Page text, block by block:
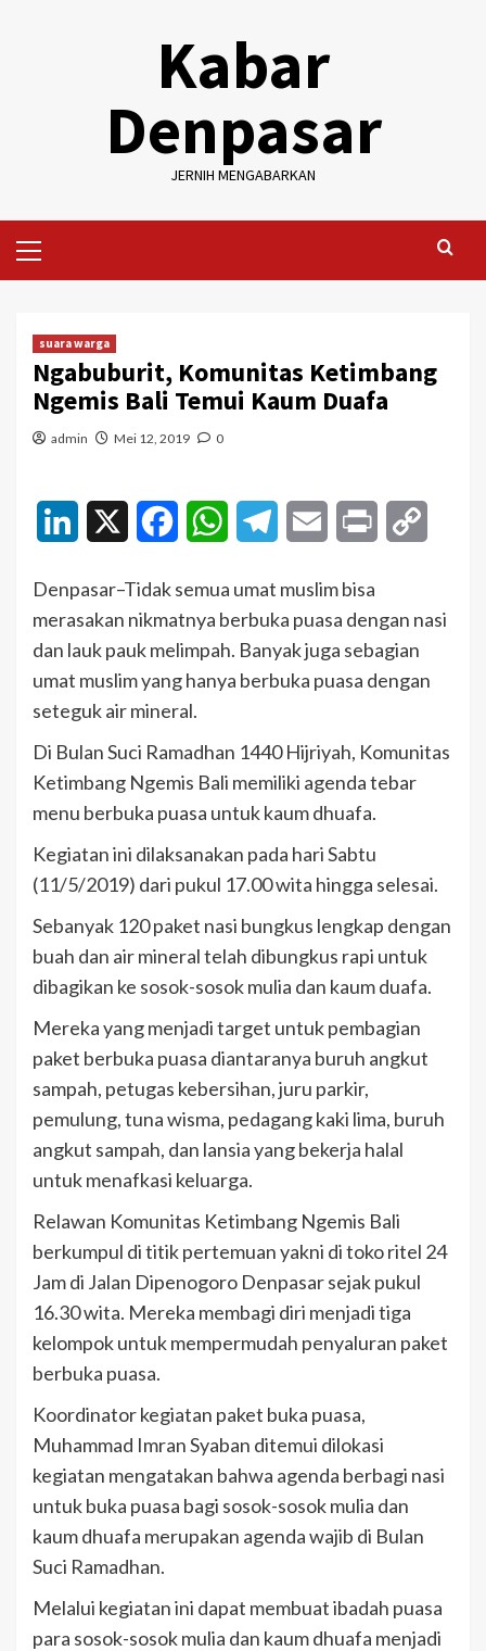
Kabar
Denpasar
JERNIH MENGABARKAN
Menu
suara warga
Ngabuburit, Komunitas Ketimbang
Ngemis Bali Temui Kaum Duafa
admin Mei 12, 2019 0
LinkedIn FacebookWhatsAppTelegramEmail Print
Denpasar–Tidak semua umat muslim bisa
merasakan nikmatnya berbuka puasa dengan nasi
dan lauk pauk melimpah. Banyak juga sebagian
umat muslim yang hanya berbuka puasa dengan
seteguk air mineral.
Di Bulan Suci Ramadhan 1440 Hijriyah, Komunitas
Ketimbang Ngemis Bali memiliki agenda tebar
menu berbuka puasa untuk kaum dhuafa.
Kegiatan ini dilaksanakan pada hari Sabtu
(11/5/2019) dari pukul 17.00 wita hingga selesai.
Sebanyak 120 paket nasi bungkus lengkap dengan
buah dan air mineral telah dibungkus rapi untuk
dibagikan ke sosok-sosok mulia dan kaum duafa.
Mereka yang menjadi target untuk pembagian
paket berbuka puasa diantaranya buruh angkut
sampah, petugas kebersihan, juru parkir,
pemulung, tuna wisma, pedagang kaki lima, buruh
angkut sampah, dan lansia yang bekerja halal
untuk menafkasi keluarga.
Relawan Komunitas Ketimbang Ngemis Bali
berkumpul di titik pertemuan yakni di toko ritel 24
Jam di Jalan Dipenogoro Denpasar sejak pukul
16.30 wita. Mereka membagi diri menjadi tiga
kelompok untuk mempermudah penyaluran paket
berbuka puasa.
Koordinator kegiatan paket buka puasa,
Muhammad Imran Syaban ditemui dilokasi
kegiatan mengatakan bahwa agenda berbagi nasi
untuk buka puasa bagi sosok-sosok mulia dan
kaum dhuafa merupakan agenda wajib di Bulan
Suci Ramadhan.
Melalui kegiatan ini dapat membuat ibadah puasa
para sosok-sosok mulia dan kaum dhuafa menjadi